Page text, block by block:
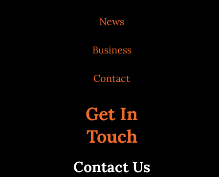
News
Business
Contact
Get In
Touch
Contact Us